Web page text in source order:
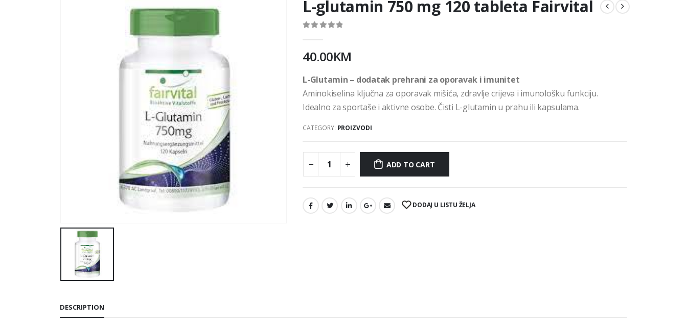
L-glutamin 750 mg 120 tableta Fairvital
40.00KM
L-Glutamin – dodatak prehrani za oporavak i imunitet
Aminokiselina ključna za oporavak mišića, zdravlje crijeva i imunološku funkciju.
Idealno za sportaše i aktivne osobe. Čisti L-glutamin u prahu ili kapsulama.
CATEGORY: PROIZVODI
ADD TO CART
DODAJ U LISTU ŽELJA
DESCRIPTION